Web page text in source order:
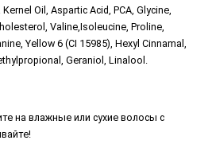
Oil, Aspartic Acid, PCA, Glycine,
Valine,Isoleucine, Proline,
Yellow 6 (CI 15985), Hexyl Cinnamal,
Geraniol, Linalool.
на влажные или сухие волосы с